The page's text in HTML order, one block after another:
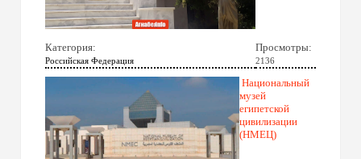
Категория:
Российская Федерация
Просмотры:
2136
Национальный
музей
египетской
цивилизации
(НМЕЦ)